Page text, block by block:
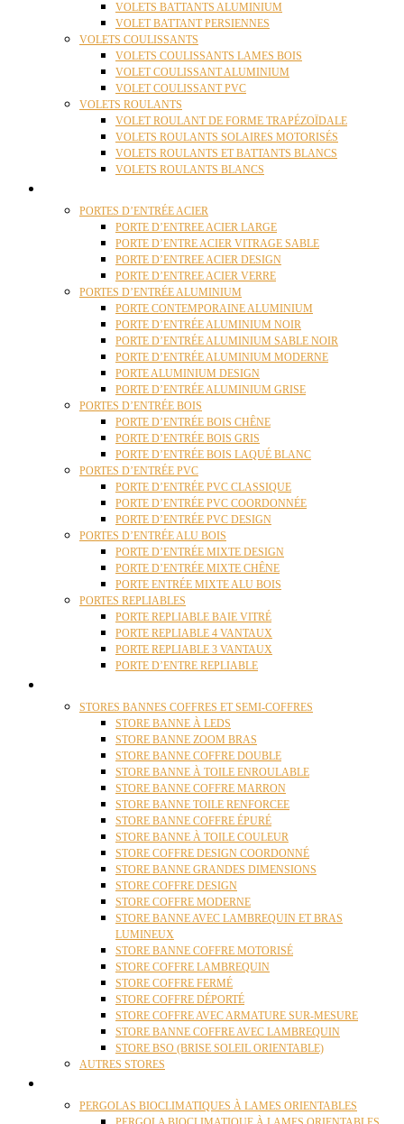
VOLETS BATTANTS ALUMINIUM
VOLET BATTANT PERSIENNES
VOLETS COULISSANTS
VOLETS COULISSANTS LAMES BOIS
VOLET COULISSANT ALUMINIUM
VOLET COULISSANT PVC
VOLETS ROULANTS
VOLET ROULANT DE FORME TRAPÉZOÏDALE
VOLETS ROULANTS SOLAIRES MOTORISÉS
VOLETS ROULANTS ET BATTANTS BLANCS
VOLETS ROULANTS BLANCS
PORTES D’ENTRÉE ACIER
PORTE D’ENTREE ACIER LARGE
PORTE D’ENTRE ACIER VITRAGE SABLE
PORTE D’ENTREE ACIER DESIGN
PORTE D’ENTREE ACIER VERRE
PORTES D’ENTRÉE ALUMINIUM
PORTE CONTEMPORAINE ALUMINIUM
PORTE D’ENTRÉE ALUMINIUM NOIR
PORTE D’ENTRÉE ALUMINIUM SABLE NOIR
PORTE D’ENTRÉE ALUMINIUM MODERNE
PORTE ALUMINIUM DESIGN
PORTE D’ENTRÉE ALUMINIUM GRISE
PORTES D’ENTRÉE BOIS
PORTE D’ENTRÉE BOIS CHÊNE
PORTE D’ENTRÉE BOIS GRIS
PORTE D’ENTRÉE BOIS LAQUÉ BLANC
PORTES D’ENTRÉE PVC
PORTE D’ENTRÉE PVC CLASSIQUE
PORTE D’ENTRÉE PVC COORDONNÉE
PORTE D’ENTRÉE PVC DESIGN
PORTES D’ENTRÉE ALU BOIS
PORTE D’ENTRÉE MIXTE DESIGN
PORTE D’ENTRÉE MIXTE CHÊNE
PORTE ENTRÉE MIXTE ALU BOIS
PORTES REPLIABLES
PORTE REPLIABLE BAIE VITRÉ
PORTE REPLIABLE 4 VANTAUX
PORTE REPLIABLE 3 VANTAUX
PORTE D’ENTRE REPLIABLE
STORES BANNES COFFRES ET SEMI-COFFRES
STORE BANNE À LEDS
STORE BANNE ZOOM BRAS
STORE BANNE COFFRE DOUBLE
STORE BANNE À TOILE ENROULABLE
STORE BANNE COFFRE MARRON
STORE BANNE TOILE RENFORCEE
STORE BANNE COFFRE ÉPURÉ
STORE BANNE À TOILE COULEUR
STORE COFFRE DESIGN COORDONNÉ
STORE BANNE GRANDES DIMENSIONS
STORE COFFRE DESIGN
STORE COFFRE MODERNE
STORE BANNE AVEC LAMBREQUIN ET BRAS
LUMINEUX
STORE BANNE COFFRE MOTORISÉ
STORE COFFRE LAMBREQUIN
STORE COFFRE FERMÉ
STORE COFFRE DÉPORTÉ
STORE COFFRE AVEC ARMATURE SUR-MESURE
STORE BANNE COFFRE AVEC LAMBREQUIN
STORE BSO (BRISE SOLEIL ORIENTABLE)
AUTRES STORES
PERGOLAS BIOCLIMATIQUES À LAMES ORIENTABLES